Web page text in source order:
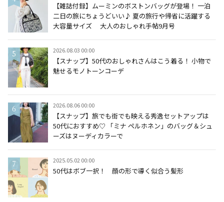
【雑誌付録】ムーミンのボストンバッグが登場！ 一泊
二日の旅にちょうどいい♪ 夏の旅行や帰省に活躍する
大容量サイズ 大人のおしゃれ手帖9月号
2026.08.03 00:00
【スナップ】50代のおしゃれさんはこう着る！ 小物で
魅せるモノトーンコーデ
2026.08.06 00:00
【スナップ】旅でも街でも映える秀逸セットアップは
50代におすすめ♡ 「ミナ ペルホネン」のバッグ＆シュ
ーズはヌーディカラーで
2025.05.02 00:00
50代はボブ一択！ 顔の形で導く似合う髪形